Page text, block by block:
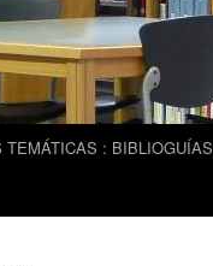
: BIBLIOGUÍAS